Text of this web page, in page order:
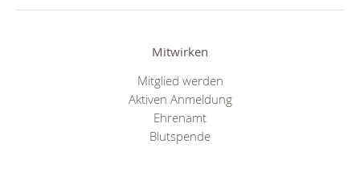
Mitwirken
Mitglied werden
Aktiven Anmeldung
Ehrenamt
Blutspende